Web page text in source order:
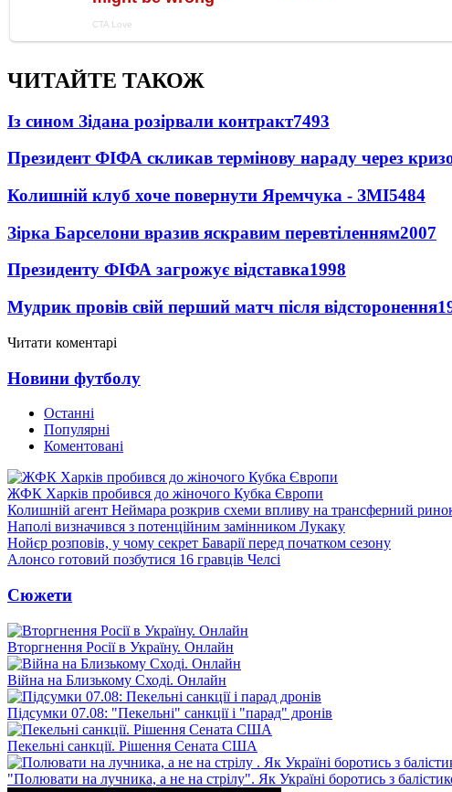
ЧИТАЙТЕ ТАКОЖ
Із сином Зідана розірвали контракт7493
Президент ФІФА скликав термінову нараду через
Колишній клуб хоче повернути Яремчука - ЗМІ5484
Зірка Барселони вразив яскравим перевтіленням2007
Президенту ФІФА загрожує відставка1998
Мудрик провів свій перший матч після відсторонення
Читати коментарі
Новини футболу
Останні
Популярні
Коментовані
ЖФК Харків пробився до жіночого Кубка Європи
Колишній агент Неймара розкрив схеми впливу на трансферний
Наполі визначився з потенційним замінником Лукаку
Нойєр розповів, у чому секрет Баварії перед початком сезону
Алонсо готовий позбутися 16 гравців Челсі
Сюжети
Вторгнення Росії в Україну. Онлайн
Війна на Близькому Сході. Онлайн
Підсумки 07.08: "Пекельні" санкції і "парад" дронів
Пекельні санкції. Рішення Сената США
"Полювати на лучника, а не на стрілу". Як Україні боротись з